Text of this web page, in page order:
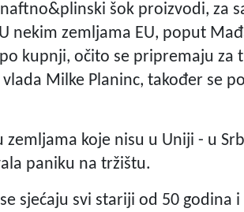
šok proizvodi, za
nekim zemljama EU, poput
kupnji, očito se pripremaju za
Milke Planinc, također se
koje nisu u Uniji - u
paniku na tržištu.
sjećaju svi stariji od 50 godina